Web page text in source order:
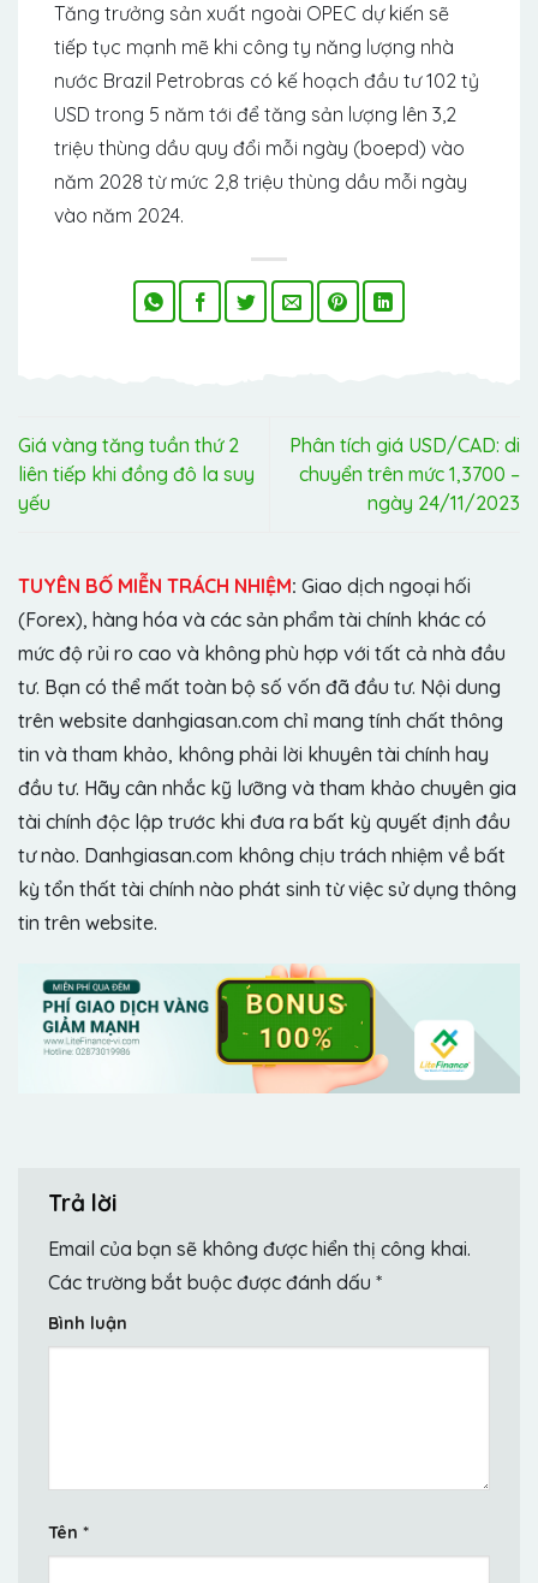
Tăng trưởng sản xuất ngoài OPEC dự kiến ​​sẽ
tiếp tục mạnh mẽ khi công ty năng lượng nhà
nước Brazil Petrobras có kế hoạch đầu tư 102 tỷ
USD trong 5 năm tới để tăng sản lượng lên 3,2
triệu thùng dầu quy đổi mỗi ngày (boepd) vào
năm 2028 từ mức 2,8 triệu thùng dầu mỗi ngày
vào năm 2024.
Giá vàng tăng tuần thứ 2
liên tiếp khi đồng đô la suy
yếu
Phân tích giá USD/CAD: di
chuyển trên mức 1,3700 –
ngày 24/11/2023
TUYÊN BỐ MIỄN TRÁCH NHIỆM: Giao dịch ngoại hối
(Forex), hàng hóa và các sản phẩm tài chính khác có
mức độ rủi ro cao và không phù hợp với tất cả nhà đầu
tư. Bạn có thể mất toàn bộ số vốn đã đầu tư. Nội dung
trên website danhgiasan.com chỉ mang tính chất thông
tin và tham khảo, không phải lời khuyên tài chính hay
đầu tư. Hãy cân nhắc kỹ lưỡng và tham khảo chuyên gia
tài chính độc lập trước khi đưa ra bất kỳ quyết định đầu
tư nào. Danhgiasan.com không chịu trách nhiệm về bất
kỳ tổn thất tài chính nào phát sinh từ việc sử dụng thông
tin trên website.
Trả lời
Email của bạn sẽ không được hiển thị công khai.
Các trường bắt buộc được đánh dấu *
Bình luận
Tên *